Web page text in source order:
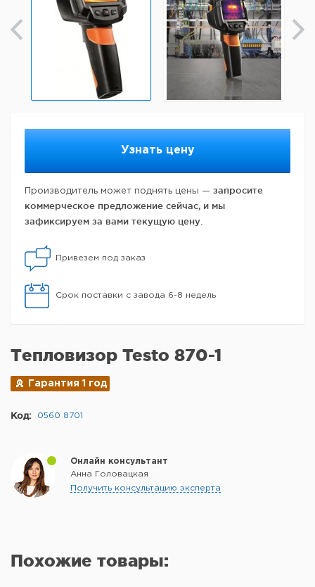
Узнать цену
Производитель может поднять цены — запросите
коммерческое предложение сейчас, и мы
зафиксируем за вами текущую цену.
Привезем под заказ
Срок поставки с завода 6-8 недель
Тепловизор Testo 870-1
Гарантия 1 год
Код: 0560 8701
Онлайн консультант
Анна Головацкая
Получить консультацию эксперта
Похожие товары: